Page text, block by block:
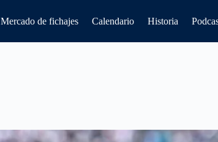
Mercado de fichajes Calendario Historia